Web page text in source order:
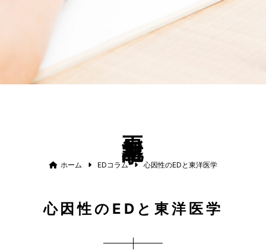
ホーム EDコラム 心因性のEDと東洋医学
心因性のEDと東洋医学